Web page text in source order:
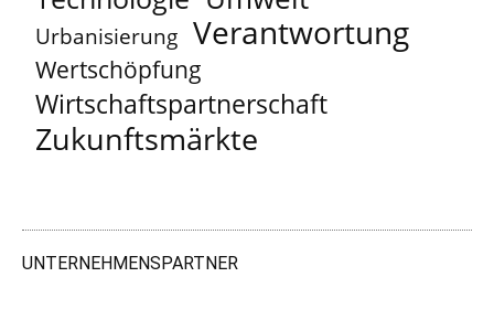
Urbanisierung Verantwortung
Wertschöpfung
Wirtschaftspartnerschaft
Zukunftsmärkte
UNTERNEHMENSPARTNER